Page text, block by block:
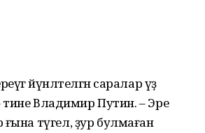
йүнәлтелгән саралар үҙ
тине Владимир Путин. – Эре
түгел, ҙур булмаған